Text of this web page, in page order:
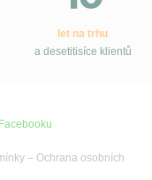
let na trhu
a desetitisíce klientů
– Ochrana osobních